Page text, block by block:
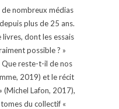
nombreux médias
plus de 25 ans.
livres, dont les essais
possible ? »
reste-t-il de nos
2019) et le récit
(Michel Lafon, 2017),
du collectif «